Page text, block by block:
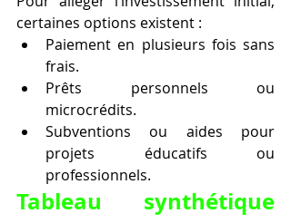
certaines options existent :
Paiement en plusieurs fois sans
frais.
Prêts personnels ou
microcrédits.
Subventions ou aides pour
projets éducatifs ou
professionnels.
Tableau synthétique